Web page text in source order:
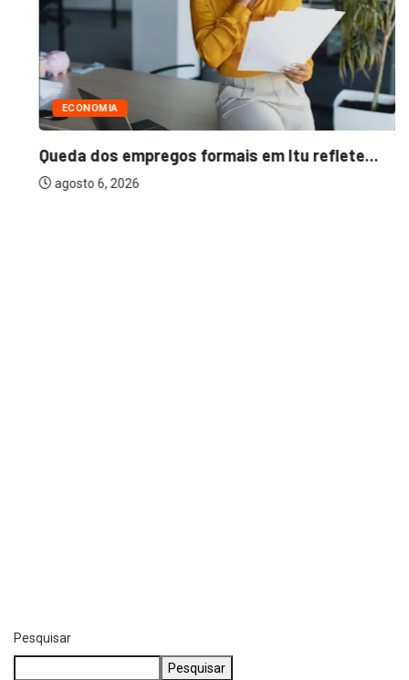
ECONOMIA
Queda dos empregos formais em Itu reflete...
agosto 6, 2026
Pesquisar
Pesquisar